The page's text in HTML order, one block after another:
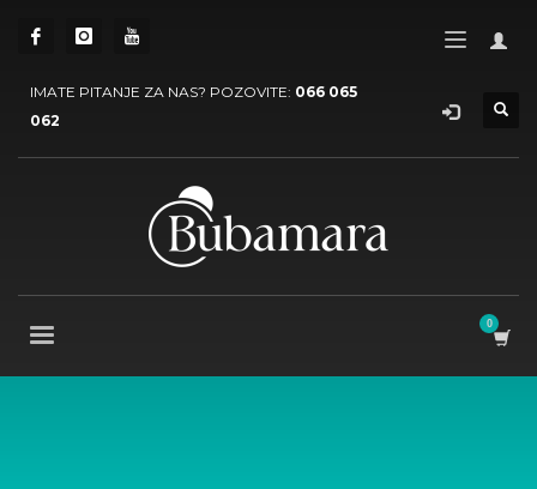
IMATE PITANJE ZA NAS? POZOVITE: 066 065
062